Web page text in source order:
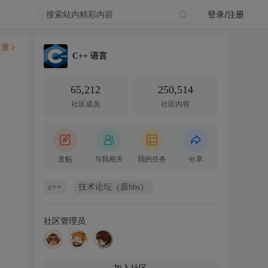
登录/注册
C++ 语言
65,212
社区成员
250,514
社区内容
发帖 与我相关 我的任务 分享
c++ 技术论坛（原bbs）
社区管理员